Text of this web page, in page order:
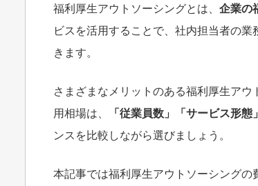
福利厚生アウトソーシングとは、 企業の
ビスを活用することで、社内担当者の
きます。
さまざまなメリットのある福利厚生ア
用相場は、
「従業員数」「サービス形
ンスを比較しながら選びましょう。
本記事では福利厚生アウトソーシングの